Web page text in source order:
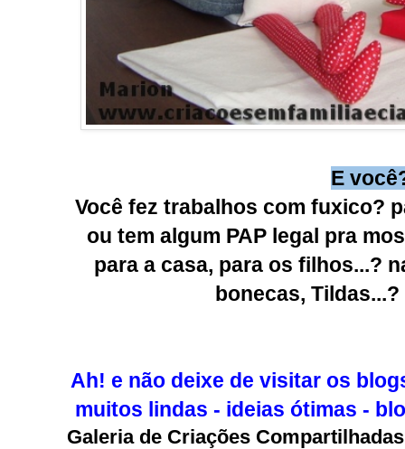
E
Você fez trabalhos com fuxico?
ou tem algum PAP legal pra
para a casa, para os filhos...?
bonecas, Tildas...?
Ah! e não deixe de visitar os
muitos lindas - ideias ótimas -
Galeria de Criações